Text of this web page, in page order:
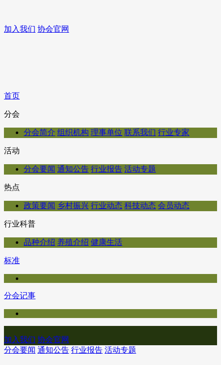
加入我们 协会官网
首页
分会
分会简介 组织机构 理事单位 联系我们 行业专家
活动
分会要闻 通知公告 行业报告 活动专题
热点
政策要闻 乡村振兴 行业动态 科技动态 会员动态
行业科普
品种介绍 养殖介绍 健康生活
标准
分会记事
加入我们 协会官网
分会要闻 通知公告 行业报告 活动专题